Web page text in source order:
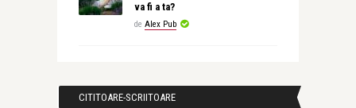
va fi a ta?
de Alex Pub
CITITOARE-SCRIITOARE